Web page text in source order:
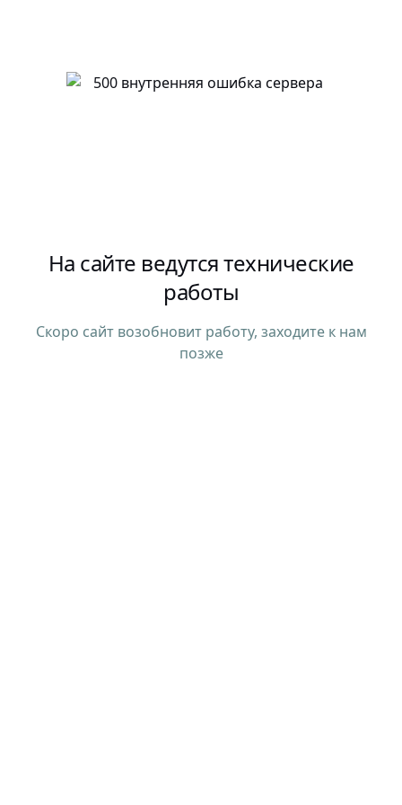
На сайте ведутся технические
работы
Скоро сайт возобновит работу, заходите к нам
позже